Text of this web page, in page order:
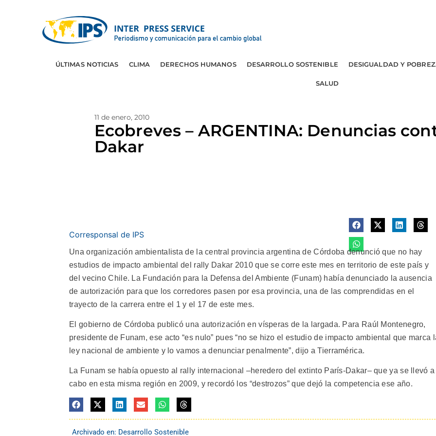
ÚLTIMAS NOTICIAS CLIMA DERECHOS HUMANOS DESARROLLO SOSTENIBLE DESIGUALDAD Y
SALUD
11 de enero, 2010
Ecobreves – ARGENTINA: Denuncias
Dakar
Corresponsal de IPS
Una organización ambientalista de la central provincia argentina de Córdoba denunció que no hay
estudios de impacto ambiental del rally Dakar 2010 que se corre este mes en territorio de este país y
del vecino Chile. La Fundación para la Defensa del Ambiente (Funam) había denunciado la ausencia
de autorización para que los corredores pasen por esa provincia, una de las comprendidas en el
trayecto de la carrera entre el 1 y el 17 de este mes.
El gobierno de Córdoba publicó una autorización en vísperas de la largada. Para Raúl Montenegro,
presidente de Funam, ese acto “es nulo” pues “no se hizo el estudio de impacto ambiental que marca
ley nacional de ambiente y lo vamos a denunciar penalmente”, dijo a Tierramérica.
La Funam se había opuesto al rally internacional –heredero del extinto París-Dakar– que ya se llevó a
cabo en esta misma región en 2009, y recordó los “destrozos” que dejó la competencia ese año.
Archivado en: Desarrollo Sostenible